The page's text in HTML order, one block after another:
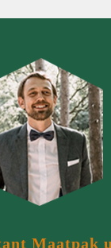
Maatpak